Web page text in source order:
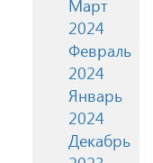
Март
2024
Февраль
2024
Январь
2024
Декабрь